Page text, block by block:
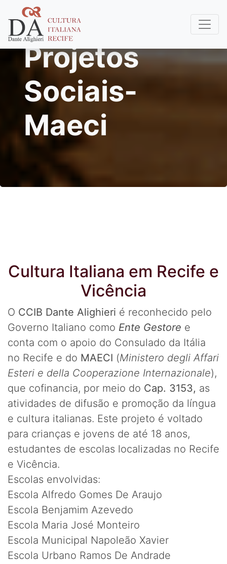
Projetos
Sociais-
Maeci
Cultura Italiana em Recife e
Vicência
O CCIB Dante Alighieri é reconhecido pelo
Governo Italiano como Ente Gestore e
conta com o apoio do Consulado da Itália
no Recife e do MAECI (Ministero degli Affari
Esteri e della Cooperazione Internazionale),
que cofinancia, por meio do Cap. 3153, as
atividades de difusão e promoção da língua
e cultura italianas. Este projeto é voltado
para crianças e jovens de até 18 anos,
estudantes de escolas localizadas no Recife
e Vicência.
Escolas envolvidas:
Escola Alfredo Gomes De Araujo
Escola Benjamim Azevedo
Escola Maria José Monteiro
Escola Municipal Napoleão Xavier
Escola Urbano Ramos De Andrade